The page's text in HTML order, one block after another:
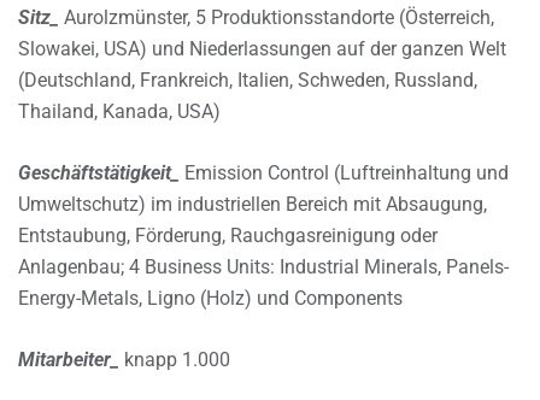
Sitz_ Aurolzmünster, 5 Produktionsstandorte (Österreich,
Slowakei, USA) und Niederlassungen auf der ganzen Welt
(Deutschland, Frankreich, Italien, Schweden, Russland,
Thailand, Kanada, USA)
Geschäftstätigkeit_ Emission Control (Luftreinhaltung und
Umweltschutz) im industriellen Bereich mit Absaugung,
Entstaubung, Förderung, Rauchgasreinigung oder
Anlagenbau; 4 Business Units: Industrial Minerals, Panels-
Energy-Metals, Ligno (Holz) und Components
Mitarbeiter_ knapp 1.000